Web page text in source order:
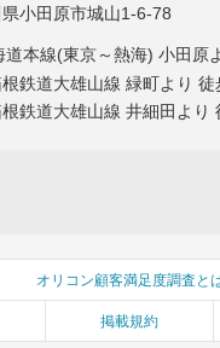
小田原市城山1-6-78
道本線(東京～熱海) 小田原
鉄道大雄山線 緑町より 徒
鉄道大雄山線 井細田より
オリコン顧客満足度調査と
掲載規約